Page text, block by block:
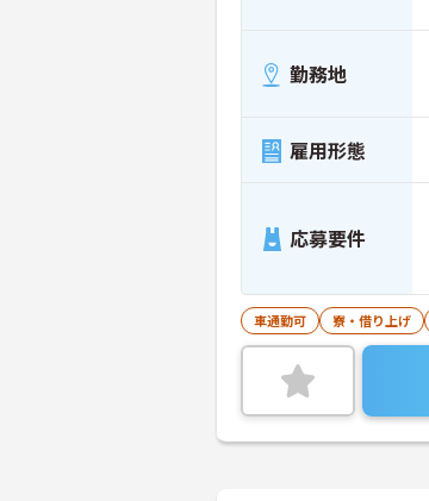
勤務地
雇用形態
応募要件
車通勤可 寮・借り上げ